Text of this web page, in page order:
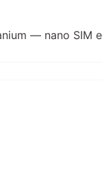
— nano SIM